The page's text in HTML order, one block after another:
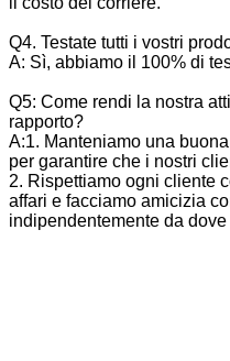
Q4. Testate tutti i vostri
A: Sì, abbiamo il 100% di
Q5: Come rendi la nostra
rapporto?
A:1. Manteniamo una
per garantire che i nostri
2. Rispettiamo ogni cliente
affari e facciamo amicizia
indipendentemente da